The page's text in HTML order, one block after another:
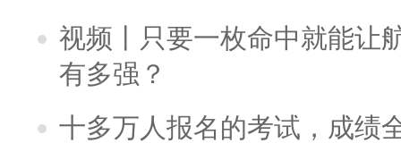
视频丨只要一枚命中就能让
有多强？
十多万人报名的考试，成绩